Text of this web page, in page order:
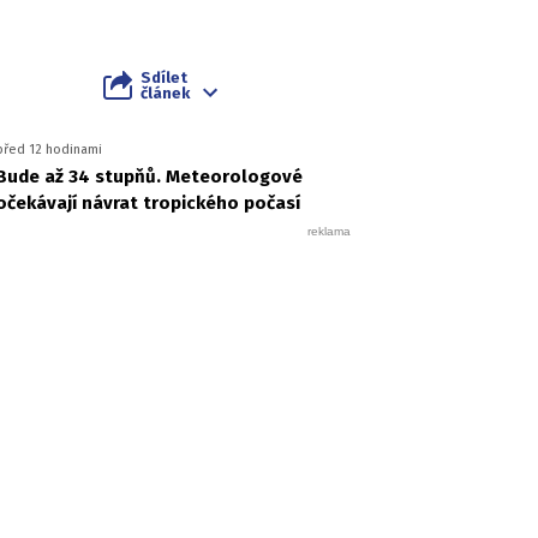
Sdílet
článek
12 hodinami
až 34 stupňů. Meteorologové
návrat tropického počasí